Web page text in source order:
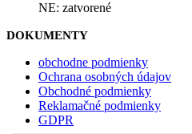
NE: zatvorené
DOKUMENTY
obchodne podmienky
Ochrana osobných údajov
Obchodné podmienky
Reklamačné podmienky
GDPR